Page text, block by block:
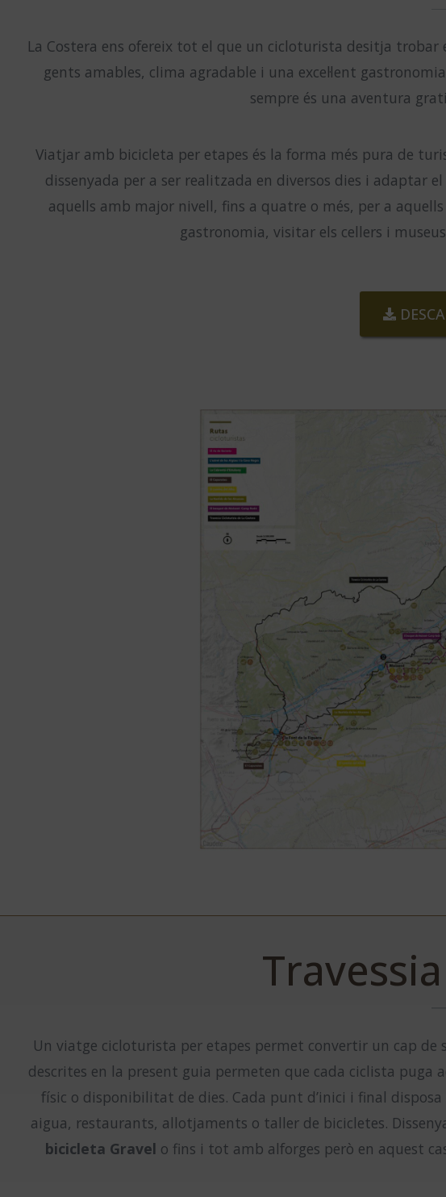
La Costera ens ofereix tot el que un cicloturista desitja
gents amables, clima agradable i una excel·lent
sempre és una aventura
Viatjar amb bicicleta per etapes és la forma més pura de
dissenyada per a ser realitzada en diversos dies i adaptar
aquells amb major nivell, fins a quatre o més, per a
gastronomia, visitar els cellers i
Un viatge cicloturista per etapes permet convertir un cap de
descrites en la present guia permeten que cada ciclista puga
físic o disponibilitat de dies. Cada punt d’inici i final
aigua, restaurants, allotjaments o taller de bicicletes.
bicicleta Gravel o fins i tot amb alforges però en aquest